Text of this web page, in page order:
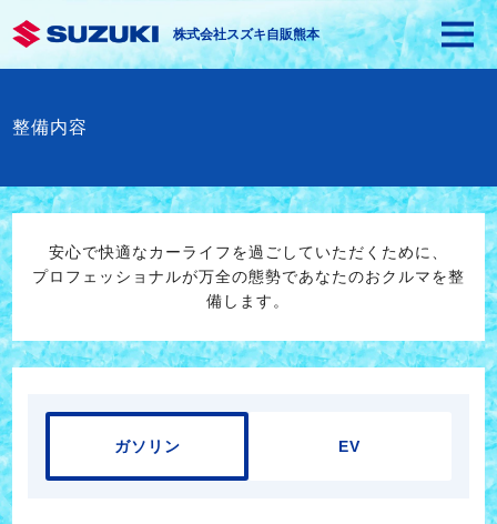
株式会社スズキ自販熊本
整備内容
安心で快適なカーライフを過ごしていただくために、
プロフェッショナルが万全の態勢であなたのおクルマを整
備します。
ガソリン EV